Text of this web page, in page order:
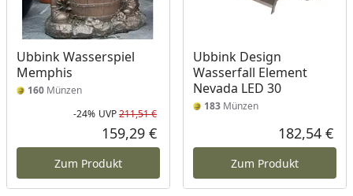
Ubbink Wasserspiel
Memphis
160 Münzen
Rabatt in Prozent
-24%
Ursprünglicher Preis
UVP211,51 €
Aktueller Preis
159,29 €
Zum Produkt
Ubbink Design
Wasserfall Element
Nevada LED 30
183Münzen
182,54 €
Zum Produkt